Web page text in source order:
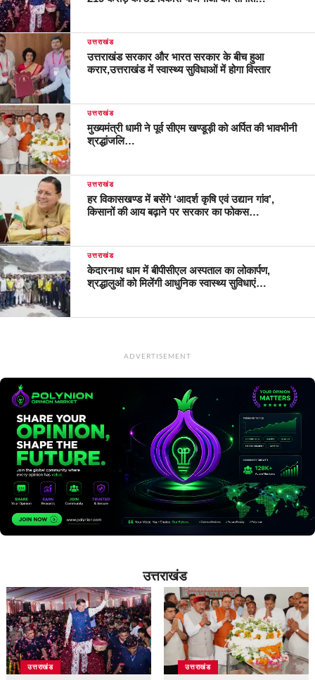
उत्तराखंड
उत्तराखंड सरकार और भारत सरकार के बीच हुआ
करार,उत्तराखंड में स्वास्थ्य सुविधाओं में होगा विस्तार
उत्तराखंड
मुख्यमंत्री धामी ने पूर्व सीएम खण्डूड़ी को अर्पित की भावभीनी
श्रद्धांजलि…
उत्तराखंड
हर विकासखण्ड में बसेंगे ‘आदर्श कृषि एवं उद्यान गांव’,
किसानों की आय बढ़ाने पर सरकार का फोकस…
उत्तराखंड
केदारनाथ धाम में बीपीसीएल अस्पताल का लोकार्पण,
श्रद्धालुओं को मिलेंगी आधुनिक स्वास्थ्य सुविधाएं…
ADVERTISEMENT
उत्तराखंड
उत्तराखंड उत्तराखंड